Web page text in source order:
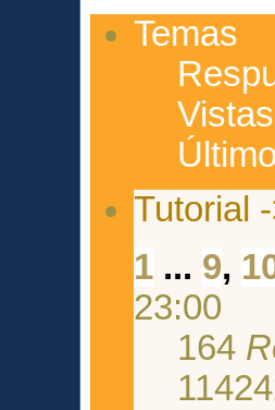
Temas
Vistas
Tutorial
1 ... 9,
23:00
164